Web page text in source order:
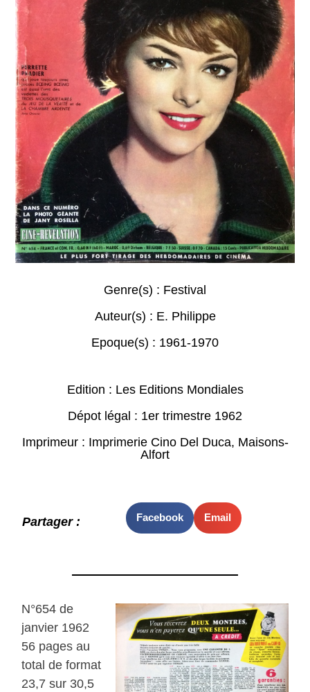
Genre(s) : Festival
Auteur(s) : E. Philippe
Epoque(s) : 1961-1970
Edition : Les Editions Mondiales
Dépot légal : 1er trimestre 1962
Imprimeur : Imprimerie Cino Del Duca, Maisons-
Alfort
Partager : Facebook Email
N°654 de
janvier 1962
56 pages au
total de format
23,7 sur 30,5